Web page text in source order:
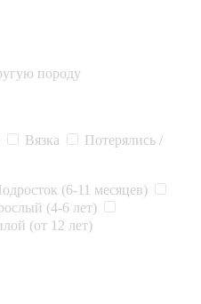
породу
Вязка
Потерялись /
(6-11 месяцев)
(4-6 лет)
(от 12 лет)